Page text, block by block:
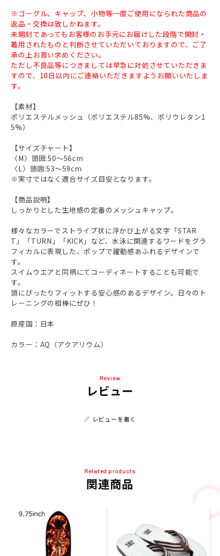
※ゴーグル、キャップ、小物等一度ご使用になられた商品の
返品・交換は致しかねます。
未開封であってもお客様のお手元にお届けした段階で開封・
着用されたものと判断させていただいておりますので、ご了
承の上お買い求めください。
ただし不良品等につきましては早急に対処させていただきま
すので、10日以内にご連絡いただきますようお願いいたしま
す。
【素材】
ポリエステルメッシュ（ポリエステル85%、ポリウレタン1
5%）
【サイズチャート】
〈M〉頭囲:50～56cm
〈L〉頭囲:53～59cm
※実寸ではなく適合サイズ目安となります。
【商品説明】
しっかりとした生地感の定番のメッシュキャップ。
様々なカラーでストライプ状に浮かび上がる文字「STAR
T」「TURN」「KICK」など、水泳に関連するワードをグラ
フィカルに表現した、ポップで躍動感あふれるデザインで
す。
スイムウエアと同柄にてコーディネートすることも可能で
す。
頭にぴったりフィットする安心感のあるデザイン。日々のト
レーニングの相棒にぜひ！
原産国：日本
カラー：AQ（アクアリウム）
Review
レビュー
レビューを書く
Related products
関連商品